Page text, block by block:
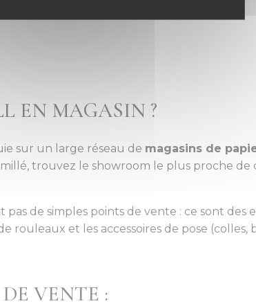
EN MAGASIN ?
sur un large réseau de magasins de
trouvez le showroom le plus proche de
pas de simples points de vente : ce sont des
et les accessoires de pose (colles,
VENTE :